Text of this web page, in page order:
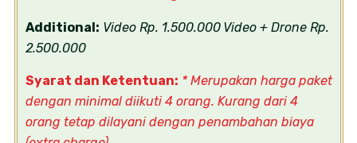
Additional: Video Rp. 1.500.000Video + Drone Rp.
2.500.000
Syarat dan Ketentuan: * Merupakan harga paket
dengan minimal diikuti 4 orang. Kurang dari 4
orang tetap dilayani dengan penambahan biaya